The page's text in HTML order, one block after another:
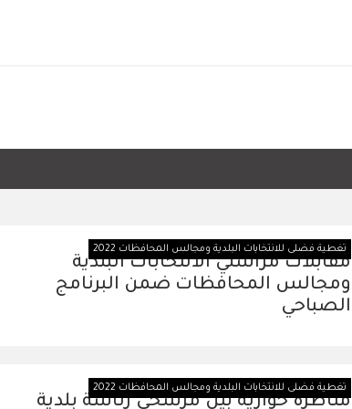
تغطية فضلى للانتخابات البلدية ومجالس المحافظات 2022
مقابلات مراسلي الانتخابات البلدية
ومجالس المحافظات ضمن البرنامج
الصباحي
تغطية فضلى للانتخابات البلدية ومجالس المحافظات 2022
مناظرة حوارية بين مرشحي رئاسة بلدية